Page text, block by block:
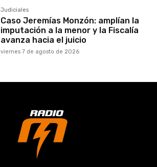
Judiciales
Caso Jeremías Monzón: amplían la
imputación a la menor y la Fiscalía
avanza hacia el juicio
viernes 7 de agosto de 2026